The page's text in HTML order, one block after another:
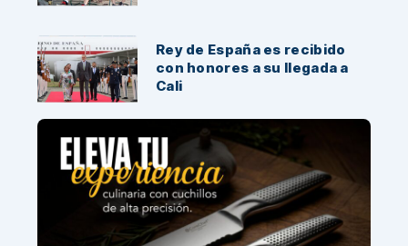
Rey de España es recibido
con honores a su llegada a
Cali